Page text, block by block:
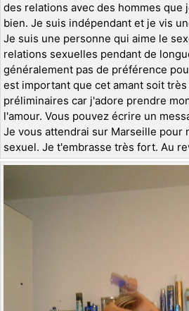
des relations avec des hommes que
bien. Je suis indépendant et je vis
Je suis une personne qui aime le
relations sexuelles pendant de
généralement pas de préférence
est important que cet amant soit
préliminaires car j'adore prendre
l'amour. Vous pouvez écrire un
Je vous attendrai sur Marseille pour
sexuel. Je t'embrasse très fort. Au